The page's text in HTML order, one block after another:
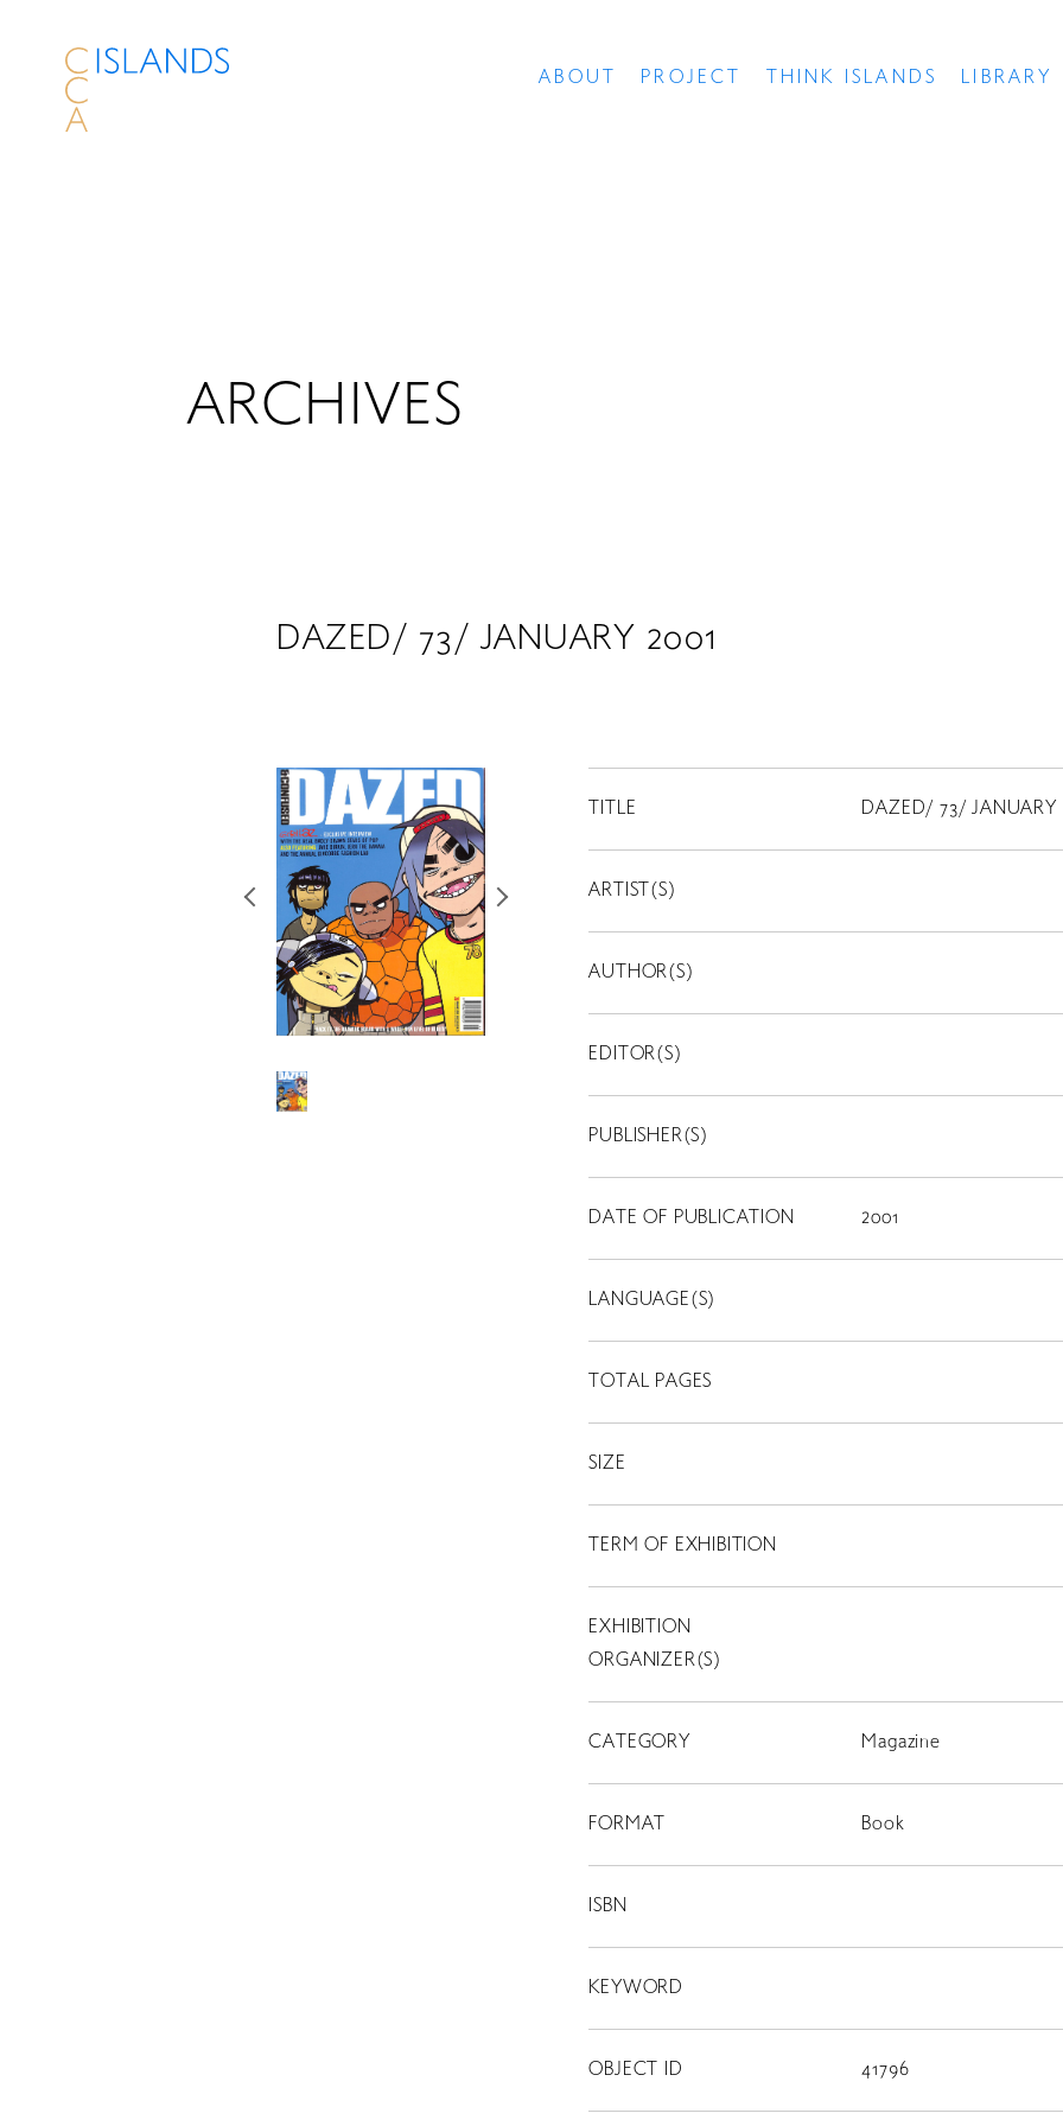
ABOUT PROJECT THINK ISLANDS LIBRARY
THINK ISLANDS
LIBRARY
RETRACE
動画
ARCHIVES
DAZED/ 73/ JANUARY 2001
TITLE DAZED/ 73/ JANUARY
ARTIST(S)
AUTHOR(S)
EDITOR(S)
PUBLISHER(S)
DATE OF PUBLICATION 2001
LANGUAGE(S)
TOTAL PAGES
SIZE
TERM OF EXHIBITION
EXHIBITION
ORGANIZER(S)
CATEGORY Magazine
FORMAT Book
ISBN
KEYWORD
OBJECT ID 41796